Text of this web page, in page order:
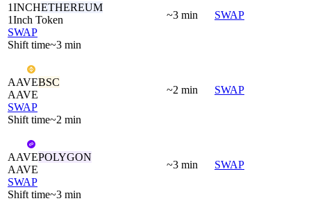
1INCHETHEREUM
1Inch Token
SWAP
Shift time~3 min
~3 min SWAP
AAVEBSC
AAVE
SWAP
Shift time~2 min
~2 min SWAP
AAVEPOLYGON
AAVE
SWAP
Shift time~3 min
~3 min SWAP